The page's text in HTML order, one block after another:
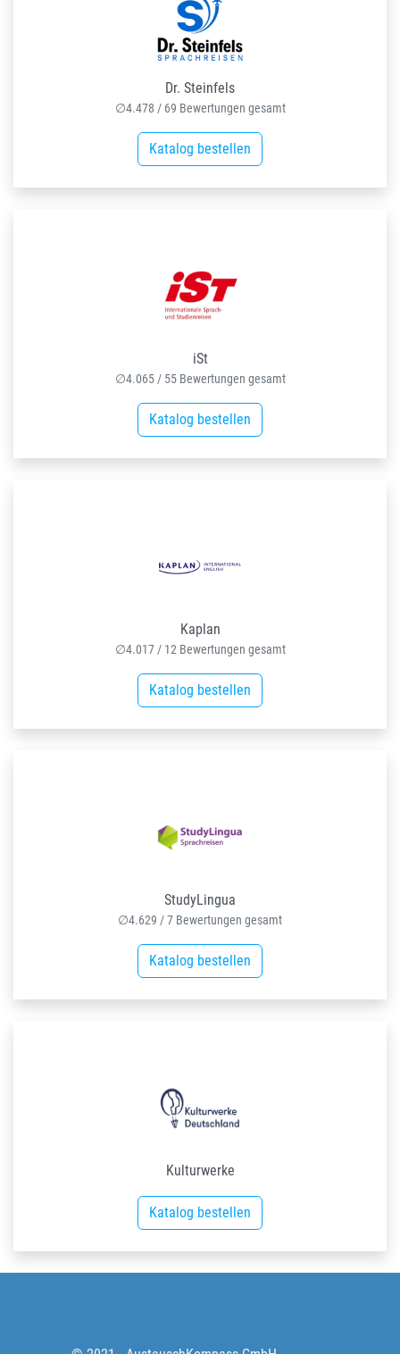
Dr. Steinfels
∅4.478 / 69 Bewertungen gesamt
Katalog bestellen
iSt
∅4.065/ 55Bewertungen gesamt
Katalog bestellen
Kaplan
∅4.017/ 12Bewertungen gesamt
Katalog bestellen
StudyLingua
∅4.629 /7 Bewertungen gesamt
Katalog bestellen
Kulturwerke
Katalog bestellen